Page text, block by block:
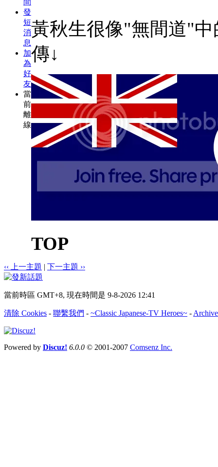
發
短
消
息
加
為
好
友
當
前
離
線
黃秋生很像"無間道"
傳↓
TOP
‹‹ 上一主題 | 下一主題 ››
當前時區 GMT+8, 現在時間是 9-8-2026 12:41
清除 Cookies - 聯繫我們 - ~Classic Japanese-TV Heroes~ -
Powered by Discuz! 6.0.0 © 2001-2007 Comsenz Inc.